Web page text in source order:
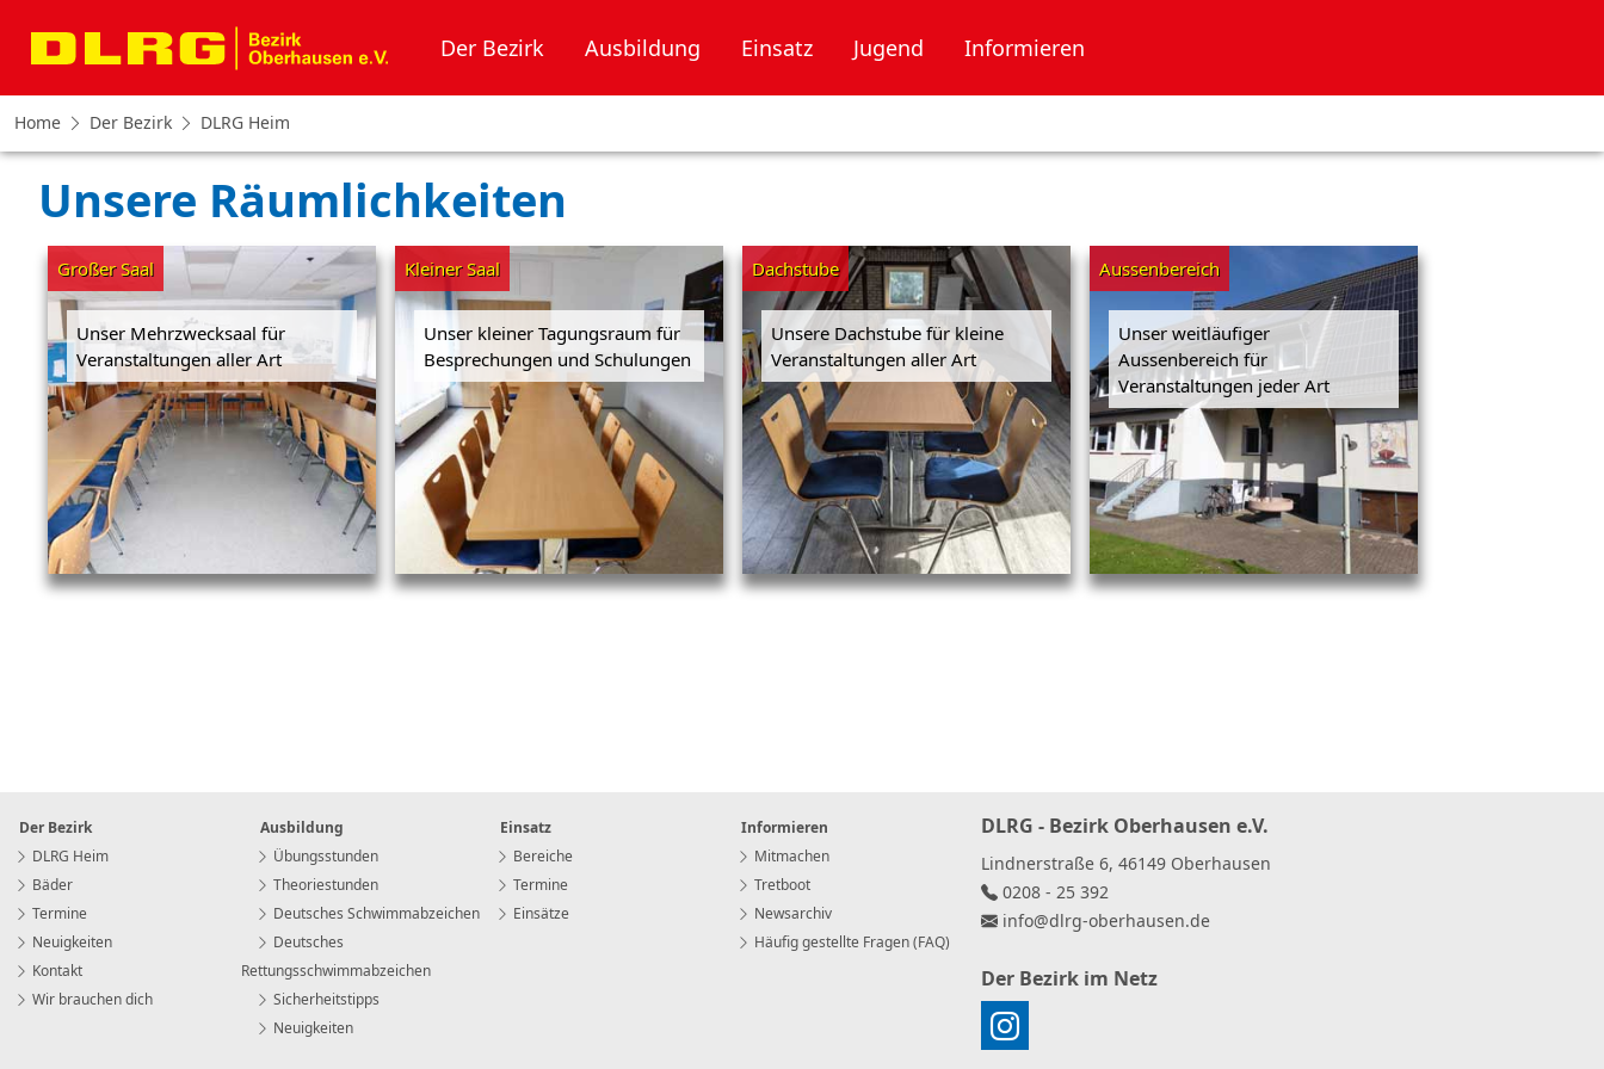
Der Bezirk Ausbildung Einsatz Jugend Informieren
Home Der Bezirk DLRG Heim
Unsere Räumlichkeiten
Großer Saal
Unser Mehrzwecksaal für
Veranstaltungen aller Art
Kleiner Saal
Unser kleiner Tagungsraum für
Besprechungen und Schulungen
Dachstube
Unsere Dachstube für kleine
Veranstaltungen aller Art
Aussenbereich
Unser weitläufiger
Aussenbereich für
Veranstaltungen jeder Art
Der Bezirk
DLRG Heim
Bäder
Termine
Neuigkeiten
Kontakt
Wir brauchen dich
Ausbildung
Übungsstunden
Theoriestunden
Deutsches Schwimmabzeichen
Deutsches
Rettungsschwimmabzeichen
Sicherheitstipps
Neuigkeiten
Einsatz
Bereiche
Termine
Einsätze
Informieren
Mitmachen
Tretboot
Newsarchiv
Häufig gestellte Fragen (FAQ)
DLRG - Bezirk Oberhausen e.V.
Lindnerstraße 6, 46149 Oberhausen
0208 - 25 392
info@dlrg-oberhausen.de
Der Bezirk im Netz